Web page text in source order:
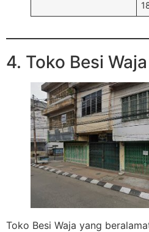
4. Toko Besi Waja
Toko Besi Waja yang